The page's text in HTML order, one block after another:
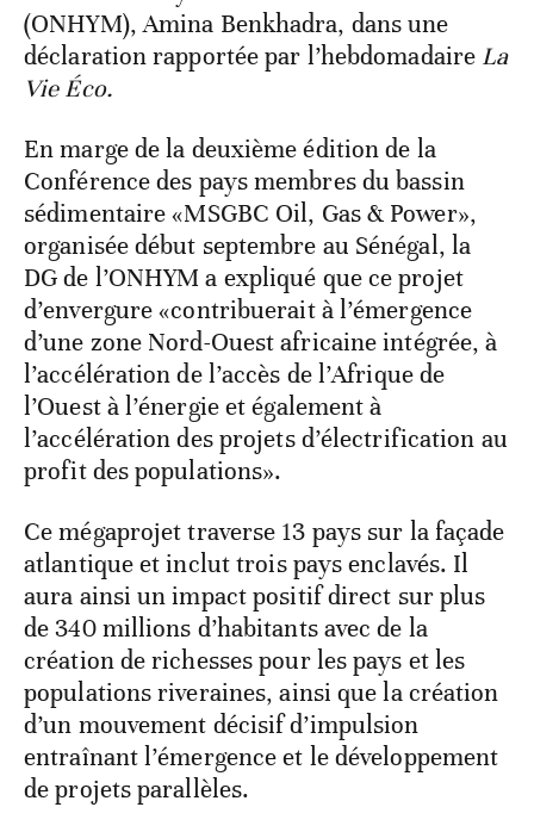
(ONHYM), Amina Benkhadra, dans une
déclaration rapportée par l’hebdomadaire La
Vie Éco.
En marge de la deuxième édition de la
Conférence des pays membres du bassin
sédimentaire «MSGBC Oil, Gas & Power»,
organisée début septembre au Sénégal, la
DG de l’ONHYM a expliqué que ce projet
d’envergure «contribuerait à l’émergence
d’une zone Nord-Ouest africaine intégrée, à
l’accélération de l’accès de l’Afrique de
l’Ouest à l’énergie et également à
l’accélération des projets d’électrification au
profit des populations».
Ce mégaprojet traverse 13 pays sur la façade
atlantique et inclut trois pays enclavés. Il
aura ainsi un impact positif direct sur plus
de 340 millions d’habitants avec de la
création de richesses pour les pays et les
populations riveraines, ainsi que la création
d’un mouvement décisif d’impulsion
entraînant l’émergence et le développement
de projets parallèles.